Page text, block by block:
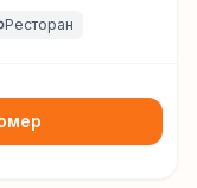
Ресторан